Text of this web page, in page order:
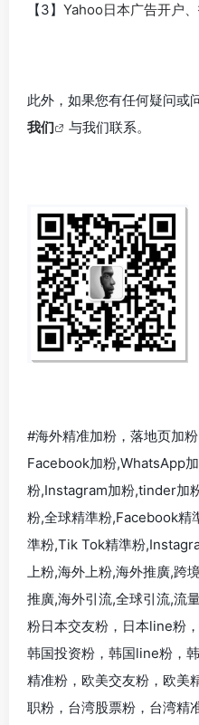
【3】 Yahoo日本广告开户
此外，如果您有任何疑问或
我们
与我们联系。
#海外精准加粉，落地页加
Facebook加粉,WhatsApp
粉,Instagram加粉,tinder加
粉,全球精準粉,Facebook
準粉,Tik Tok精準粉
上粉,海外上粉,海外推廣,跨
推廣,海外引流,全球引流,流
粉日本交友粉，日本line粉
韩国投资粉，韩国line粉，
精准粉，欧美交友粉，欧美
职粉，台湾股票粉，台湾精